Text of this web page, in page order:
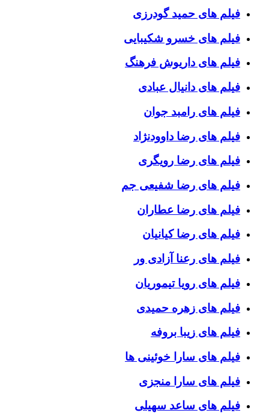
فیلم های حمید گودرزی
فیلم های خسرو شکیبایی
فیلم های داریوش فرهنگ
فیلم های دانیال عبادی
فیلم های رامبد جوان
فیلم های رضا داوودنژاد
فیلم های رضا رویگری
فیلم های رضا شفیعی جم
فیلم های رضا عطاران
فیلم های رضا کیانیان
فیلم های رعنا آزادی ور
فیلم های رویا تیموریان
فیلم های زهره حمیدی
فیلم های زیبا بروفه
فیلم های سارا خوئینی ها
فیلم های سارا منجزی
فیلم های ساعد سهیلی